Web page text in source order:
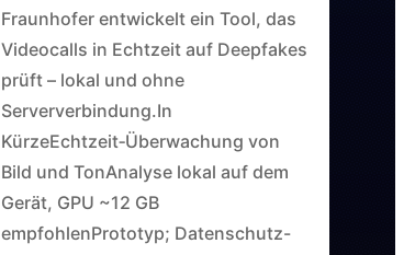
Fraunhofer entwickelt ein Tool, das
Videocalls in Echtzeit auf Deepfakes
prüft – lokal und ohne
Serververbindung.In
KürzeEchtzeit‑Überwachung von
Bild und TonAnalyse lokal auf dem
Gerät, GPU ~12 GB
empfohlenPrototyp; Datenschutz-